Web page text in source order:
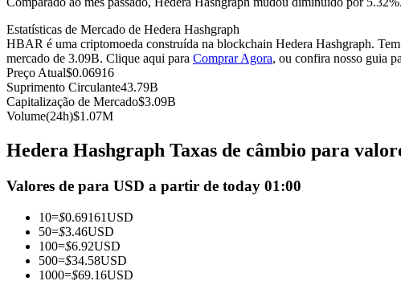
Futuros usando USDC como garantia
Estatísticas de Mercado de Hedera Hashgraph
HBAR é uma criptomoeda construída na blockchain Hedera Hashgraph.
mercado de 3.09B. Clique aqui para Comprar Agora, ou confira nosso guia
Preço Atual$0.06916
Suprimento Circulante43.79B
Capitalização de Mercado$3.09B
Volume(24h)$1.07M
Hedera Hashgraph Taxas de câmbio para
Valores de para USD a partir de today 01:00
10=$0.69161USD
50=$3.46USD
100=$6.92USD
500=$34.58USD
1000=$69.16USD